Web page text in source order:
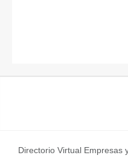
Directorio Virtual Empresas